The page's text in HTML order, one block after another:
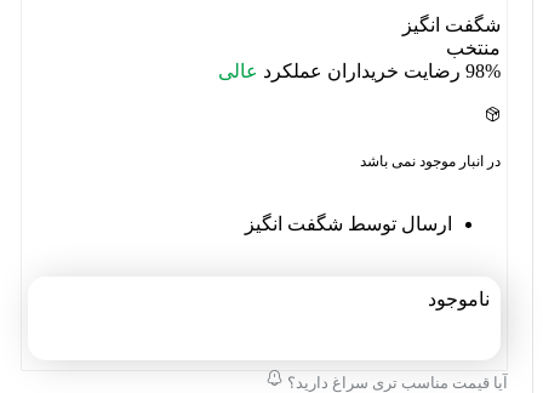
شگفت انگیز
منتخب
98% رضایت خریداران عملکرد عالی
در انبار موجود نمی باشد
ارسال توسط شگفت انگیز
ناموجود
آیا قیمت مناسب تری سراغ دارید؟